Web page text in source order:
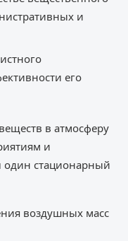
и
его
в атмосферу
и
стационарный
воздушных масс